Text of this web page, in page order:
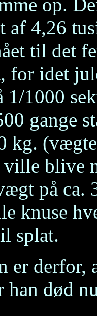
4,26
til det
for idet
1/1000
gange
kg.
blive
på
knuse
splat.
er derfor,
han død